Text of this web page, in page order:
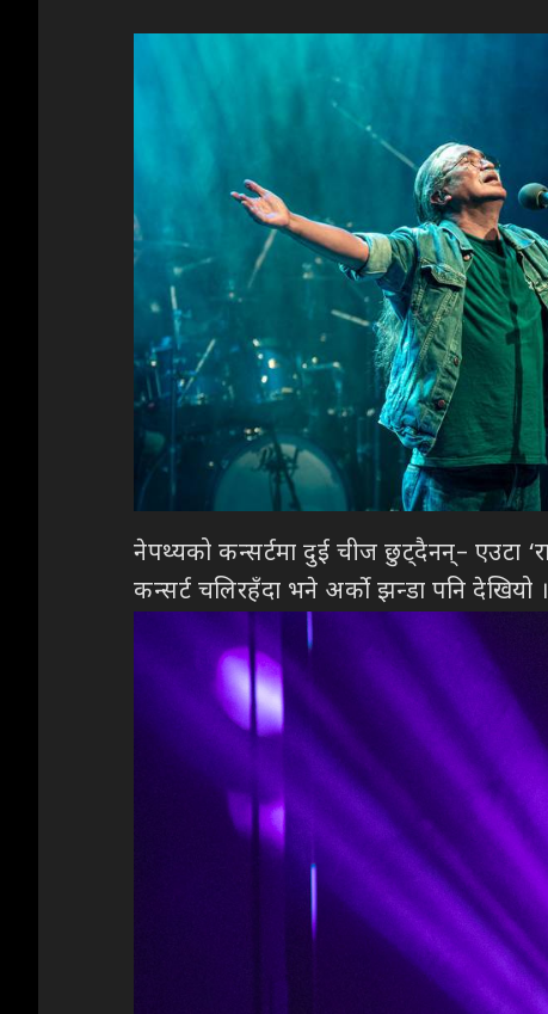
नेपथ्यको कन्सर्टमा दुई चीज छुट्दैनन्– एउटा
कन्सर्ट चलिरहँदा भने अर्को झन्डा पनि देखियो